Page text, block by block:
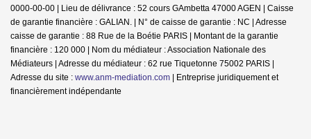
0000-00-00 | Lieu de délivrance : 52 cours GAmbetta 47000 AGEN | Caisse
de garantie financière : GALIAN. | N° de caisse de garantie : NC | Adresse
caisse de garantie : 88 Rue de la Boétie PARIS | Montant de la garantie
financière : 120 000 | Nom du médiateur : Association Nationale des
Médiateurs | Adresse du médiateur : 62 rue Tiquetonne 75002 PARIS |
Adresse du site : www.anm-mediation.com | Entreprise juridiquement et
financièrement indépendante